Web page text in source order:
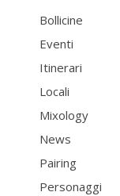
Bollicine
Eventi
Itinerari
Locali
Mixology
News
Pairing
Personaggi